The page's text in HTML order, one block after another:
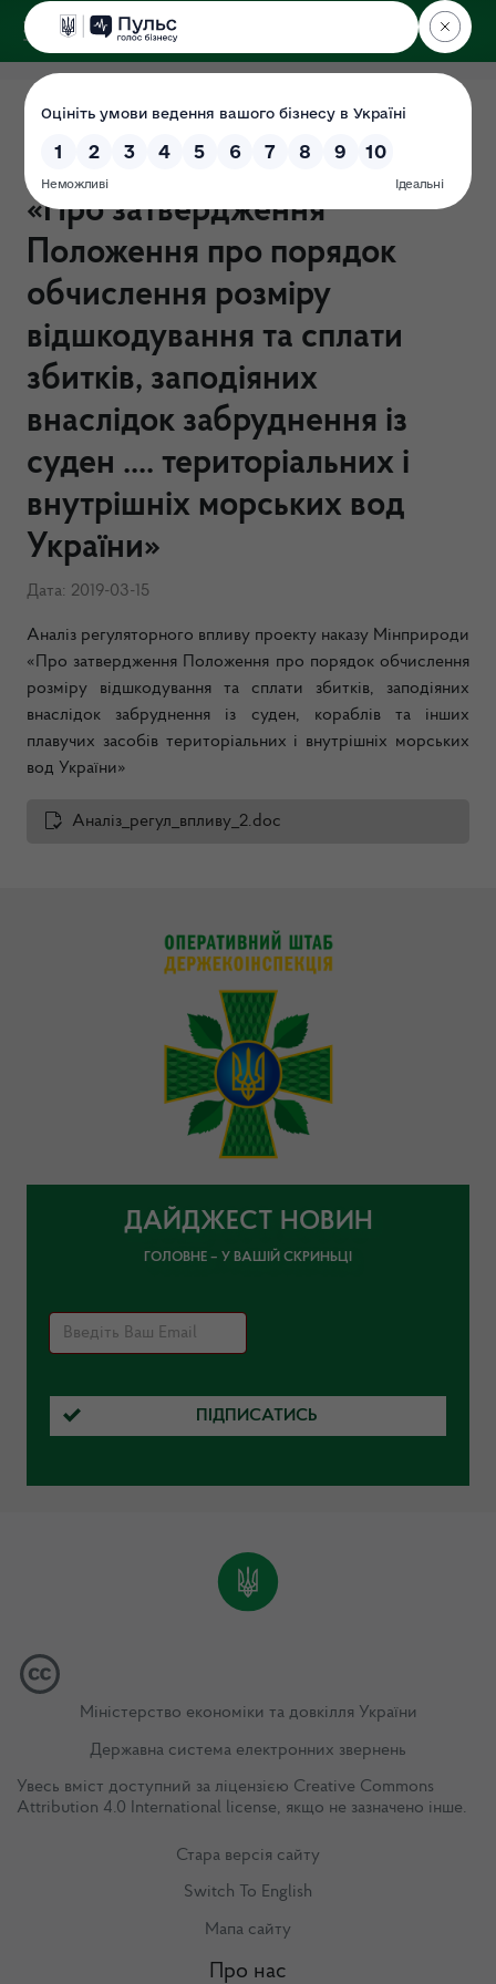
ДЕРЖЕКОІНСПЕКЦІЯ
Аналіз регуляторного впливу
проекту наказу Мінприроди
«Про затвердження
Положення про порядок
обчислення розміру
відшкодування та сплати
збитків, заподіяних
внаслідок забруднення із
суден .... територіальних і
внутрішніх морських вод
України»
Дата: 2019-03-15
Аналіз регуляторного впливу проекту наказу Мінприроди
«Про затвердження Положення про порядок обчислення
розміру відшкодування та сплати збитків, заподіяних
внаслідок забруднення із суден, кораблів та інших
плавучих засобів територіальних і внутрішніх морських
вод України»
Аналіз_регул_впливу_2.doc
ДАЙДЖЕСТ НОВИН
ГОЛОВНЕ – У ВАШІЙ СКРИНЬЦІ
ПІДПИСАТИСЬ
Міністерство економіки та довкілля України
Державна система електронних звернень
Увесь вміст доступний за ліцензією Creative Commons
Attribution 4.0 International license, якщо не зазначено інше.
Стара версія сайту
Switch To English
Мапа сайту
Про нас